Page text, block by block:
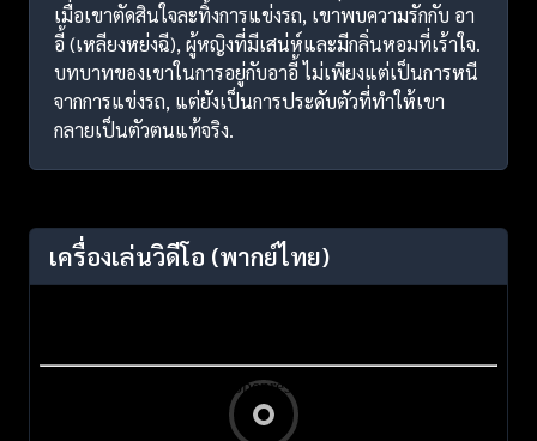
เมื่อเขาตัดสินใจละทิ้งการแข่งรถ, เขาพบความรักกับ อา
อี้ (เหลียงหย่งฉี), ผู้หญิงที่มีเสน่ห์และมีกลิ่นหอมที่เร้าใจ.
บทบาทของเขาในการอยู่กับอาอี้ ไม่เพียงแต่เป็นการหนี
จากการแข่งรถ, แต่ยังเป็นการประดับตัวที่ทำให้เขา
กลายเป็นตัวตนแท้จริง.
เครื่องเล่นวิดีโอ (พากย์ไทย)